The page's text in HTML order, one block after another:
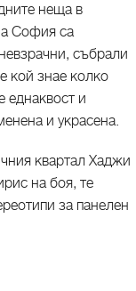
неща в
София са
събрали
кой знае колко
еднаквост и
и украсена.
квартал Хаджи
на боя, те
за панелен